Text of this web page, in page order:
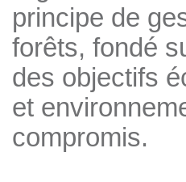
principe de
forêts, fondé
des objectifs
et
compromis.